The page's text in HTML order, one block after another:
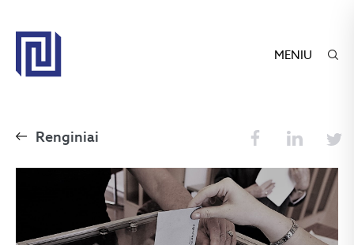
MENIU
Renginiai